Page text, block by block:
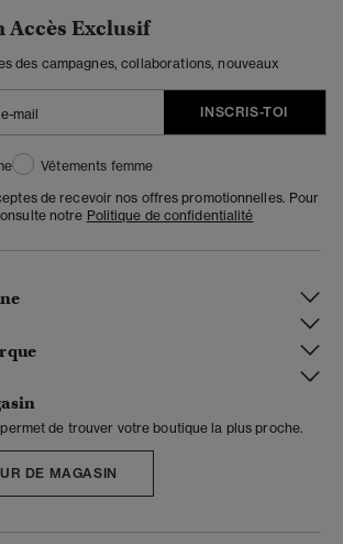
Accès Exclusif
des campagnes, collaborations, nouveaux
INSCRIS-TOI
Vêtements femme
de recevoir nos offres promotionnelles. Pour
notre Politique de confidentialité
de trouver votre boutique la plus proche.
DE MAGASIN